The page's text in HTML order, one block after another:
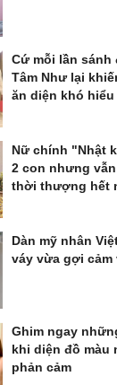
Cứ mỗi lần sánh
Tâm Như lại
ăn diện khó hiểu
Nữ chính "Nhật
2 con nhưng
thời thượng hết
Dàn mỹ nhân
váy vừa gợi cảm
Ghim ngay
khi diện đồ màu
phản cảm